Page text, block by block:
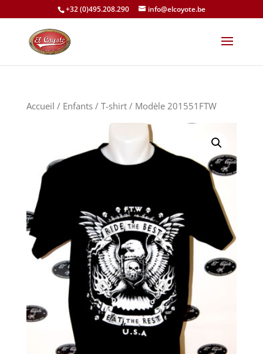
+32 (0)495.208.290 info@elcoyote.be
Accueil / Enfants/ T-shirt/ Modèle 201551FTW